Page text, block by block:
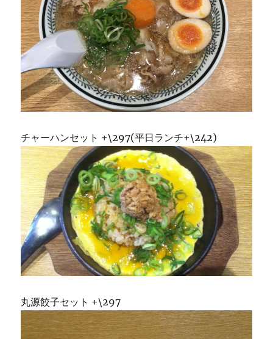
チャーハンセット +\297(平日ランチ+\242)
丸源餃子セット +\297